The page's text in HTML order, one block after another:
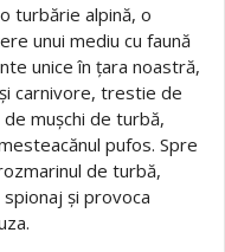
turbărie alpină, o
unui mediu cu faună
unice în țara noastră,
carnivore, trestie de
mușchi de turbă,
pufos. Spre
de turbă,
și provoca